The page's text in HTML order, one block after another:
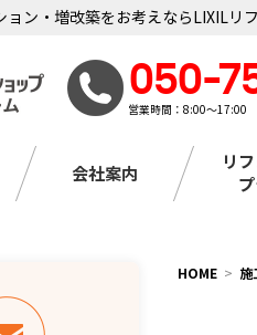
ョン・増改築をお考えならLIXILリ
050-
営業時間：8:00～17:00
会社案内
リ
HOME 施